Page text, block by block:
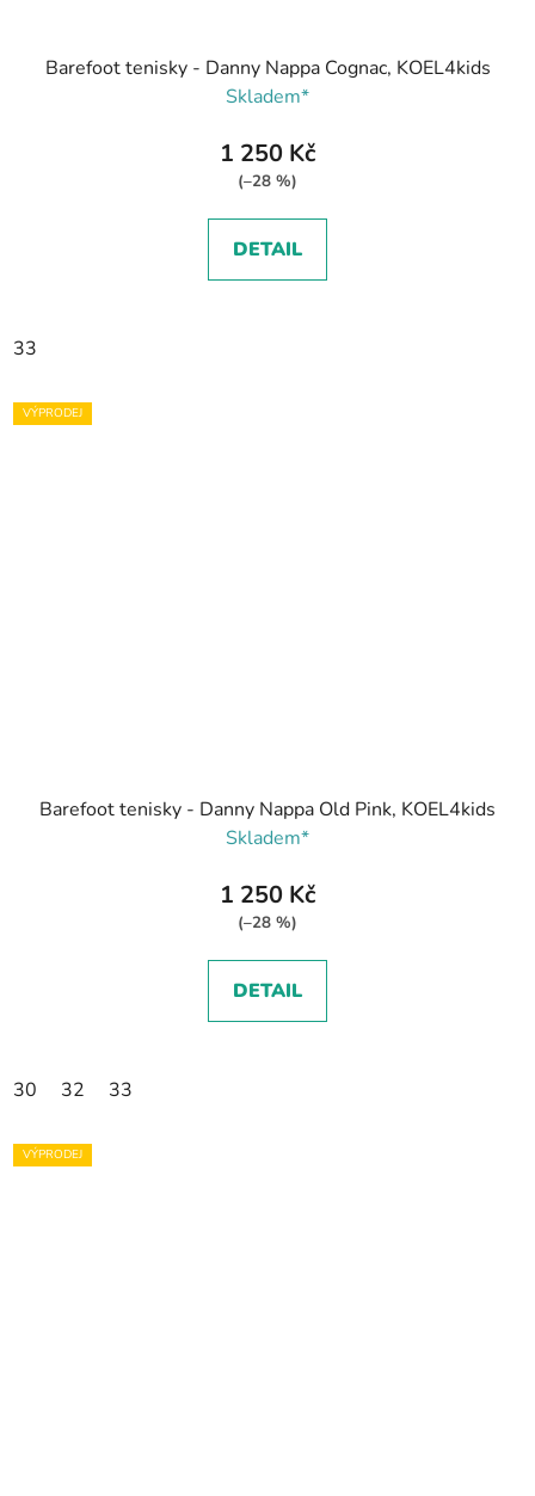
Barefoot tenisky - Danny Nappa Cognac, KOEL4kids
Skladem*
1 250 Kč
(–28 %)
DETAIL
33
VÝPRODEJ
Barefoot tenisky - Danny Nappa Old Pink, KOEL4kids
Skladem*
1 250 Kč
(–28 %)
DETAIL
30 32 33
VÝPRODEJ